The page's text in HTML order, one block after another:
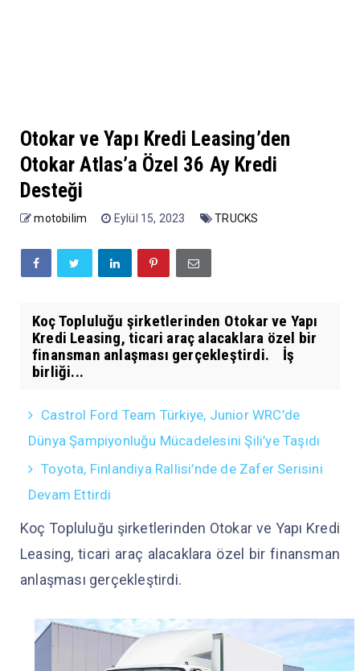
Otokar ve Yapı Kredi Leasing’den
Otokar Atlas’a Özel 36 Ay Kredi
Desteği
motobilim Eylül 15, 2023 TRUCKS
Koç Topluluğu şirketlerinden Otokar ve Yapı
Kredi Leasing, ticari araç alacaklara özel bir
finansman anlaşması gerçekleştirdi. İş
birliği...
Castrol Ford Team Türkiye, Junior WRC’de
Dünya Şampiyonluğu Mücadelesini Şili’ye Taşıdı
Toyota, Finlandiya Rallisi’nde de Zafer Serisini
Devam Ettirdi
Koç Topluluğu şirketlerinden Otokar ve Yapı Kredi
Leasing, ticari araç alacaklara özel bir finansman
anlaşması gerçekleştirdi.